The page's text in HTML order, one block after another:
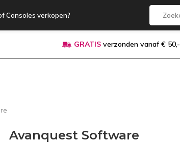
Consoles verkopen?
GRATISverzonden vanaf € 50,-
Avanquest Software